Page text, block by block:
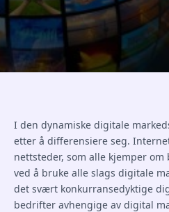
I den dynamiske digitale
etter å differensiere seg.
nettsteder, som alle kjemper
ved å bruke alle slags digitale
det svært konkurransedyktige
bedrifter avhengige av digital